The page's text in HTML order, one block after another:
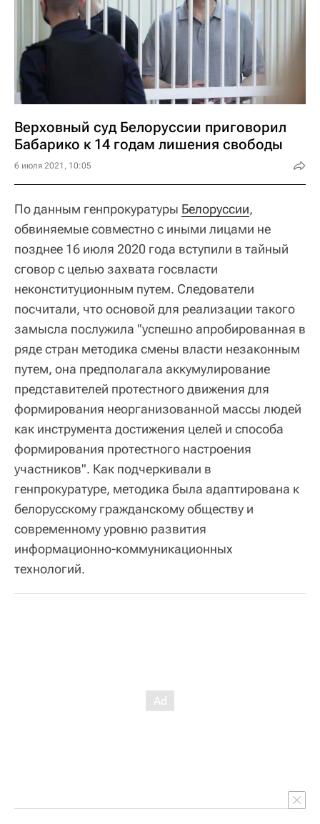
Верховный суд Белоруссии приговорил
Бабарико к 14 годам лишения свободы
6 июля 2021, 10:05
По данным генпрокуратуры Белоруссии,
обвиняемые совместно с иными лицами не
позднее 16 июля 2020 года вступили в тайный
сговор с целью захвата госвласти
неконституционным путем. Следователи
посчитали, что основой для реализации такого
замысла послужила "успешно апробированная в
ряде стран методика смены власти незаконным
путем, она предполагала аккумулирование
представителей протестного движения для
формирования неорганизованной массы людей
как инструмента достижения целей и способа
формирования протестного настроения
участников". Как подчеркивали в
генпрокуратуре, методика была адаптирована к
белорусскому гражданскому обществу и
современному уровню развития
информационно-коммуникационных
технологий.